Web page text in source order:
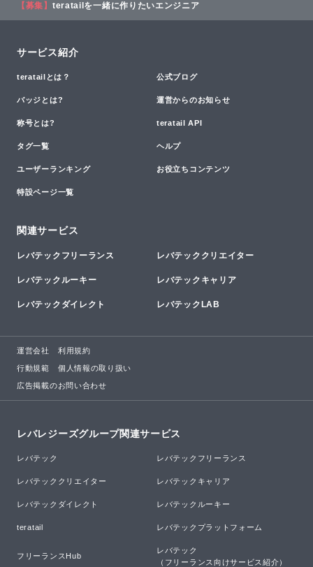
【募集】 teratailを一緒に作りたいエンジニア
サービス紹介
teratailとは？ 公式ブログ
バッジとは? 運営からのお知らせ
称号とは? teratail API
タグ一覧 ヘルプ
ユーザーランキング お役立ちコンテンツ
特設ページ一覧
関連サービス
レバテックフリーランス レバテッククリエイター
レバテックルーキー レバテックキャリア
レバテックダイレクト レバテックLAB
運営会社 利用規約
行動規範 個人情報の取り扱い
広告掲載のお問い合わせ
レバレジーズグループ関連サービス
レバテック レバテックフリーランス
レバテッククリエイター レバテックキャリア
レバテックダイレクト レバテックルーキー
teratail レバテックプラットフォーム
フリーランスHub
レバテック
（フリーランス向けサービス紹介）